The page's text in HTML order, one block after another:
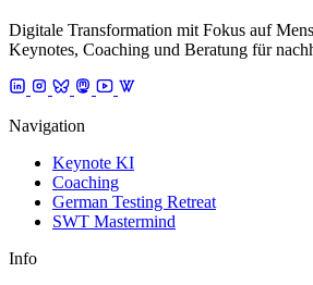
Digitale Transformation mit Fokus auf
Keynotes, Coaching und Beratung für
Navigation
Keynote KI
Coaching
German Testing Retreat
SWT Mastermind
Info